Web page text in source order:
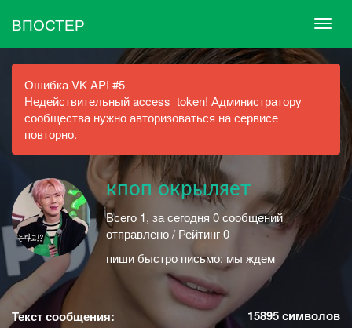
ВПОСТЕР
Ошибка VK API #5
Недействительный access_token! Администратору
сообщества нужно авторизоваться на сервисе
повторно.
кпоп окрыляет
Всего 1, за сегодня 0 сообщений
отправлено / Рейтинг 0
пиши быстро письмо; мы ждем
Текст сообщения: 15895символов